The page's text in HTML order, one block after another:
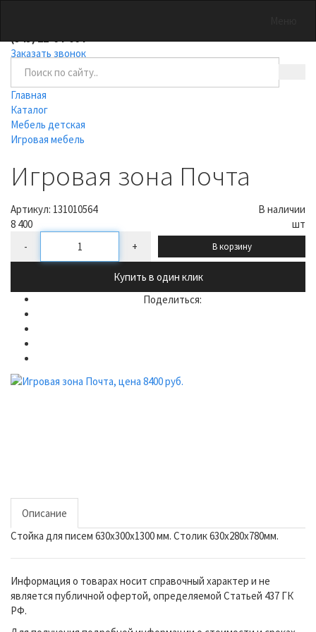
(343) 22-64-064
Заказать звонок
Главная
Каталог
Мебель детская
Игровая мебель
Игровая зона Почта
Артикул: 131010564
В наличии
8 400
шт
-
+ В корзину
Купить в один клик
Поделиться:
Описание
Стойка для писем 630х300х1300 мм. Столик 630х280х780мм.
Информация о товарах носит справочный характер и не
является публичной офертой, определяемой Статьей 437 ГК
РФ.